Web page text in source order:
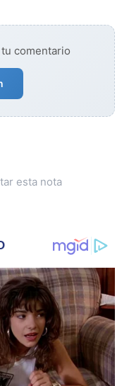
comentario
esta nota